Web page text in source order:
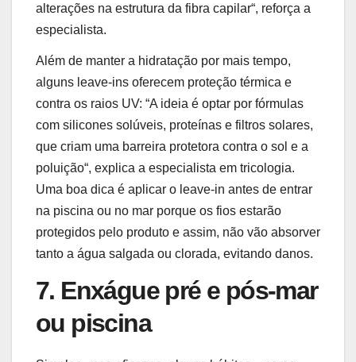
alterações na estrutura da fibra capilar“, reforça a
especialista.
Além de manter a hidratação por mais tempo,
alguns leave-ins oferecem proteção térmica e
contra os raios UV: “A ideia é optar por fórmulas
com silicones solúveis, proteínas e filtros solares,
que criam uma barreira protetora contra o sol e a
poluição“, explica a especialista em tricologia.
Uma boa dica é aplicar o leave-in antes de entrar
na piscina ou no mar porque os fios estarão
protegidos pelo produto e assim, não vão absorver
tanto a água salgada ou clorada, evitando danos.
7. Enxágue pré e pós-mar
ou piscina